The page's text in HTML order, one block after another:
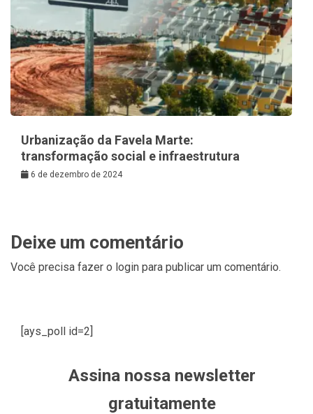
Urbanização da Favela Marte:
transformação social e infraestrutura
6 de dezembro de 2024
Deixe um comentário
Você precisa fazer o login para publicar um comentário.
[ays_poll id=2]
Assina nossa newsletter
gratuitamente